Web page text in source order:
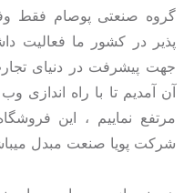
گروه صنعتی پوصام فقط
پذیر در کشور ما فعالیت
جهت پیشرفت در دنیای
آن آمدیم تا با راه اندازی
مرتفع نماییم ، این
شرکت پویا صنعت مبدل